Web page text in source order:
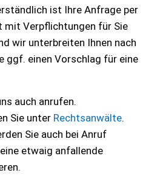
ist Ihre Anfrage per
Verpflichtungen für Sie
wir unterbreiten Ihnen nach
ggf. einen Vorschlag für eine
auch anrufen.
Sie unter Rechtsanwälte.
Sie auch bei Anruf
etwaig anfallende